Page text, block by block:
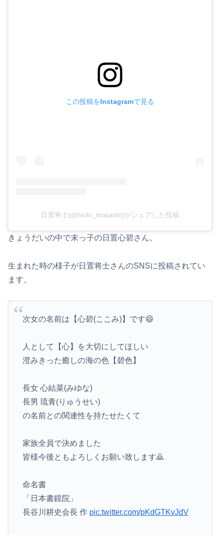
この投稿をInstagramで見る
日置将士(@hioki_masashi)がシェアした投稿
きょうだいの中で末っ子の日置心碧さん。
生まれた時の様子が日置将士さんのSNSに投稿されてい
ます。
次女の名前は【心碧(ここみ)】です😄
人として【心】を大切にしてほしい
澄みきった癒しの海の色【碧色】
長女 心結菜(みゆな)
長男 琉青(りゅうせい)
の名前との関連性を持たせたくて
家族全員で決めました
皆様今後ともよろしくお願い致します🙇
命名書
「日本書鏡院」
長谷川耕史会長 作 pic.twitter.com/pKdGTKvJdV